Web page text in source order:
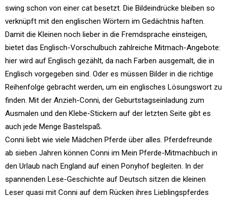
swing schon von einer cat besetzt. Die Bildeindrücke bleiben so
verknüpft mit den englischen Wörtern im Gedächtnis haften.
Damit die Kleinen noch lieber in die Fremdsprache einsteigen,
bietet das Englisch-Vorschulbuch zahlreiche Mitmach-Angebote:
hier wird auf Englisch gezählt, da nach Farben ausgemalt, die in
Englisch vorgegeben sind. Oder es müssen Bilder in die richtige
Reihenfolge gebracht werden, um ein englisches Lösungswort zu
finden. Mit der Anzieh-Conni, der Geburtstagseinladung zum
Ausmalen und den Klebe-Stickern auf der letzten Seite gibt es
auch jede Menge Bastelspaß.
Conni liebt wie viele Mädchen Pferde über alles. Pferdefreunde
ab sieben Jahren können Conni im Mein Pferde-Mitmachbuch in
den Urlaub nach England auf einen Ponyhof begleiten. In der
spannenden Lese-Geschichte auf Deutsch sitzen die kleinen
Leser quasi mit Conni auf dem Rücken ihres Lieblingspferdes